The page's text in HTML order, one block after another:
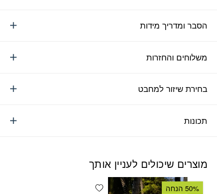
הסבר ומדריך מידות
משלוחים והחזרות
בחירת שיזור למחבט
תכונות
מוצרים שיכולים לעניין אותך
Add wishlist 50% הנחה